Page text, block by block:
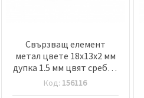
Свързващ елемент
метал цвете 18x13x2 мм
дупка 1.5 мм цвят сребро
-5 броя
Код: 156116